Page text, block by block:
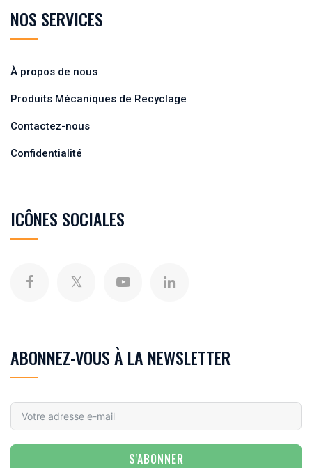
NOS SERVICES
À propos de nous
Produits Mécaniques de Recyclage
Contactez-nous
Confidentialité
ICÔNES SOCIALES
ABONNEZ-VOUS À LA NEWSLETTER
S'ABONNER